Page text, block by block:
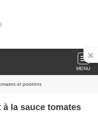
MENU
et poivrons
la sauce tomates